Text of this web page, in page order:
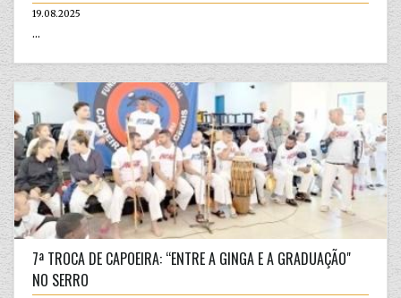
19.08.2025
...
7ª TROCA DE CAPOEIRA: “ENTRE A GINGA E A GRADUAÇÃO"
NO SERRO